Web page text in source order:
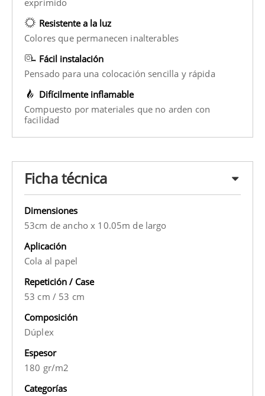
Resistente a la luz
Colores que permanecen inalterables
Fácil instalación
Pensado para una colocación sencilla y rápida
Difícilmente inflamable
Compuesto por materiales que no arden con
facilidad
Ficha técnica
Dimensiones
53cm de ancho x 10.05m de largo
Aplicación
Cola al papel
Repetición / Case
53 cm / 53 cm
Composición
Dúplex
Espesor
180 gr/m2
Categorías